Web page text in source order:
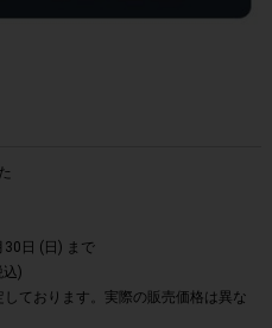
30日 (日) まで
込)
ております。実際の販売価格は異な